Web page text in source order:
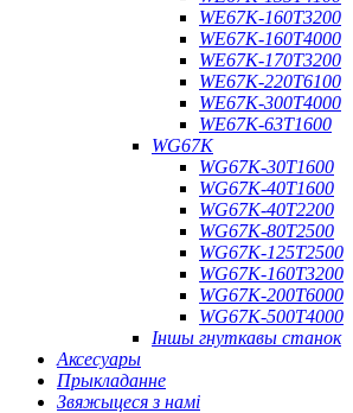
WE67K-160T3200
WE67K-160T4000
WE67K-170T3200
WE67K-220T6100
WE67K-300T4000
WE67K-63T1600
WG67K
WG67K-30T1600
WG67K-40T1600
WG67K-40T2200
WG67K-80T2500
WG67K-125T2500
WG67K-160T3200
WG67K-200T6000
WG67K-500T4000
Іншы гнуткавы станок
Аксесуары
Прыкладанне
Звяжыцеся з намі